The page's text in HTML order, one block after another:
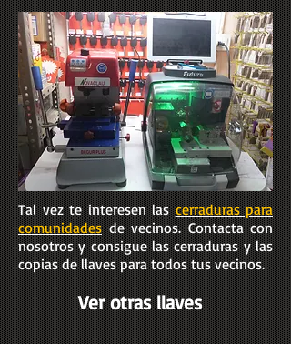
Tal vez te interesen lascerraduras para
comunidadesde vecinos. Contacta con
nosotros y consigue las cerraduras y las
copias de llaves para todos tus vecinos.
Ver otras llaves